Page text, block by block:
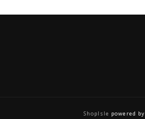
ShopIsle powered by